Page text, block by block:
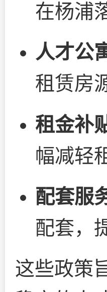
在杨浦
人才公
租赁房
租金补
幅减轻
配套服
配套，
这些政策